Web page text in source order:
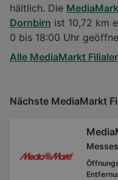
hältlich. Die
Dornbirn ist 10,72 km
0 bis 18:00 Uhr
Alle MediaMarkt
Nächste MediaMarkt